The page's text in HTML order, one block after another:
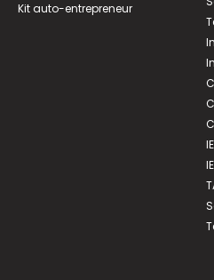
Kit auto-entrepreneur